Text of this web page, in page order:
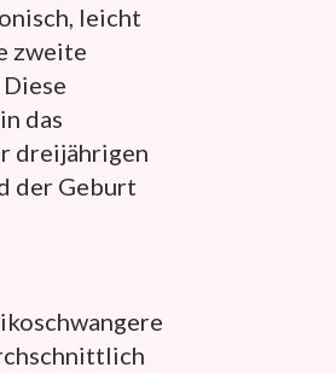
leicht
zweite
das
dreijährigen
der Geburt